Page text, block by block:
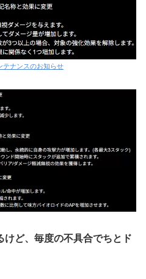
テナンスのお知らせ
ど、毎度の不具合でちとド